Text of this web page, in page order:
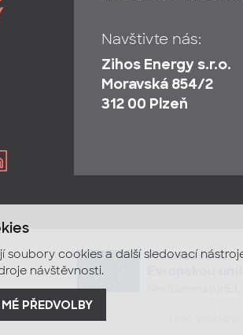
cookies a další sledovací
návštěvnosti.
PŘEDVOLBY
Navštivte nás:
Zihos Energy s.r.o.
Moravská 854/2
312 00 Plzeň